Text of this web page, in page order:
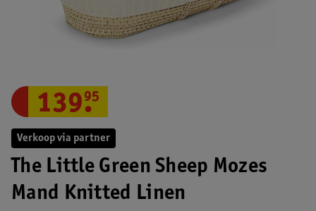
Verkoop via partner
The Little Green Sheep Mozes
Mand Knitted Linen
139.
95